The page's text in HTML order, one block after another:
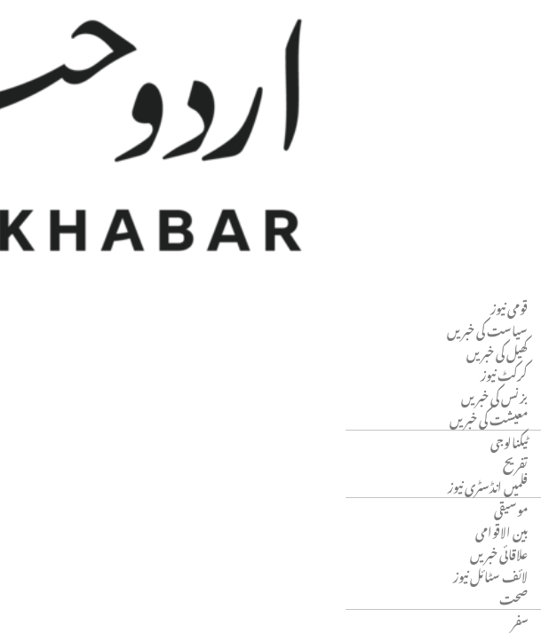
Menuقومی نیوز
سیاست کی خبریں
کھیل کی خبریں
کرکٹ نیوز
بزنس کی خبریں
معیشت کی خبریں
ٹیکنالوجی
تفریح
فلمیں انڈسٹری نیوز
موسیقی
بین الاقوامی
علاقائی خبریں
لائف سٹائل نیوز
صحت
سفر